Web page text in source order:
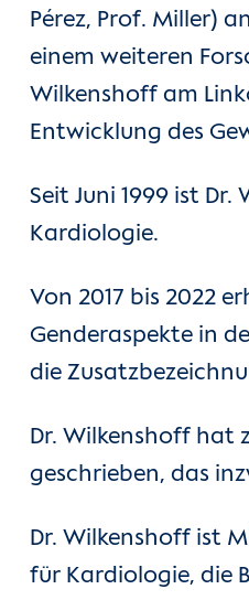
Pérez, Prof. Miller)
einem weiteren
Wilkenshoff am
Entwicklung des
Seit Juni 1999 ist
Kardiologie.
Von 2017 bis 2022
Genderaspekte in
die
Dr. Wilkenshoff hat
geschrieben, das
Dr. Wilkenshoff ist
für Kardiologie, die